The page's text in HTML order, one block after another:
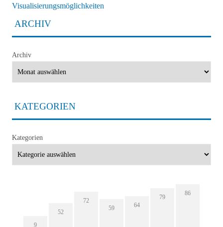
Visualisierungsmöglichkeiten
ARCHIV
Archiv
KATEGORIEN
Kategorien
9
52
72
59 64
79
86